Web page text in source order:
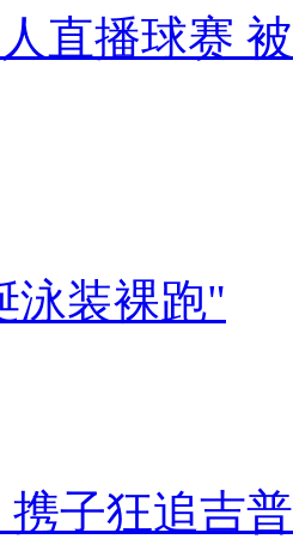
直播球赛
泳装裸跑"
子狂追吉